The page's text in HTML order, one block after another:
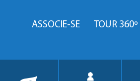
ASSOCIE-SE TOUR 360º